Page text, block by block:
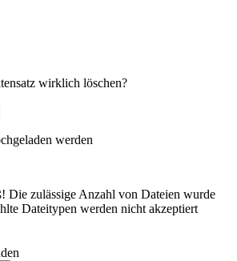
wirklich löschen?
werden
Die zulässige Anzahl von Dateien wurde
Dateitypen werden nicht akzeptiert